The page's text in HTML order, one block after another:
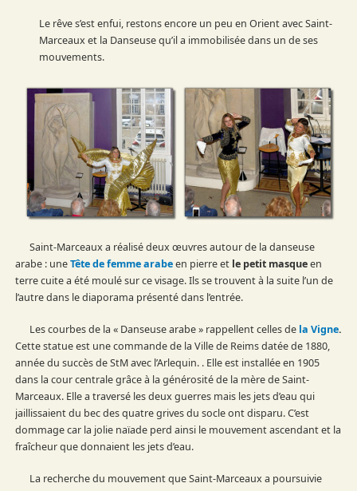
Le rêve s’est enfui, restons encore un peu en Orient avec Saint-
Marceaux et la Danseuse qu’il a immobilisée dans un de ses
mouvements.
Saint-Marceaux a réalisé deux œuvres autour de la danseuse
arabe : uneTête de femme arabeen pierre et le petit masqueen
terre cuite a été moulé sur ce visage. Ils se trouvent à la suite l’un de
l’autre dans le diaporama présenté dans l’entrée.
Les courbes de la « Danseuse arabe » rappellent celles de la Vigne.
Cette statue est une commande de la Ville de Reims datée de 1880,
année du succès de StM avec l’Arlequin. . Elle est installée en 1905
dans la cour centrale grâce à la générosité de la mère de Saint-
Marceaux. Elle a traversé les deux guerres mais les jets d’eau qui
jaillissaient du bec des quatre grives du socle ont disparu. C’est
dommagecar la jolie naïade perd ainsi le mouvement ascendant et la
fraîcheur que donnaient les jets d’eau.
La recherche du mouvement que Saint-Marceaux a poursuivie